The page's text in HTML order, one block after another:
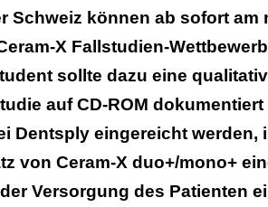
beim Deutschen Zahnärztetag 2014
Schweiz können ab sofort am
X Fallstudien-Wettbewerb
sollte dazu eine qualitativ
auf CD-ROM
Dentsply eingereicht werden,
von Ceram-X duo+/mono+
Versorgung des Patienten